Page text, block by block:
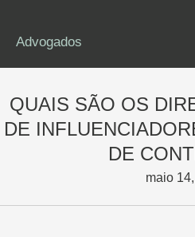
Advogados
QUAIS SÃO OS
DE
DE
maio